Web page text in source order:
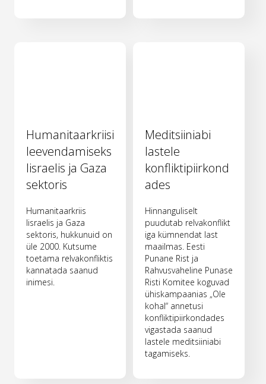
Humanitaarkriisi
leevendamiseks
Iisraelis ja Gaza
sektoris
Humanitaarkriis
Iisraelis ja Gaza
sektoris, hukkunuid on
üle 2000. Kutsume
toetama relvakonfliktis
kannatada saanud
inimesi.
Meditsiiniabi
lastele
konfliktipiirkond
ades
Hinnanguliselt
puudutab relvakonflikt
iga kümnendat last
maailmas. Eesti
Punane Rist ja
Rahvusvaheline Punase
Risti Komitee koguvad
ühiskampaanias „Ole
kohal“ annetusi
konfliktipiirkondades
vigastada saanud
lastele meditsiiniabi
tagamiseks.